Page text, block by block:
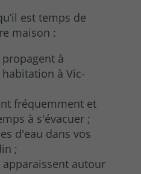
est temps de
maison :
à
à Vic-
fréquemment et
à s'évacuer ;
d'eau dans vos
;
apparaissent autour